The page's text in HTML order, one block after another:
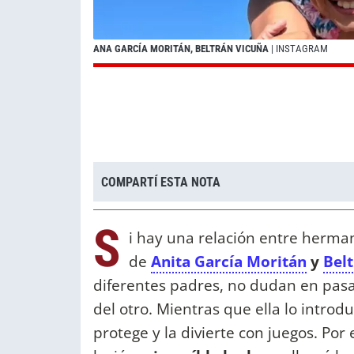
ANA GARCÍA MORITÁN, BELTRÁN VICUÑA | INSTAGRAM
COMPARTÍ ESTA NOTA
S i hay una relación entre
de Anita García Moritán y
diferentes padres, no dudan en
del otro. Mientras que ella lo
protege y la divierte con juegos.